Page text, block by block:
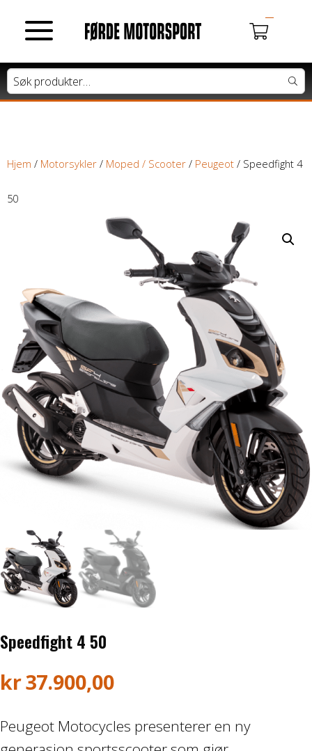
MOTORSYKLER
Lett motorsykkel
Honda ATV
Kawasaki ATV/UTV
Hisun ATV / UTV
TGB ATV
BÅT OG BÅTMOTOR
Suzuki Båtmotor
TILHENGERE
Båthenger
Varehenger
Hjem / Motorsykler / Moped / Scooter / Peugeot / Speedfight 4
50
Speedfight 4 50
kr37.900,00
Peugeot Motocycles presenterer en ny